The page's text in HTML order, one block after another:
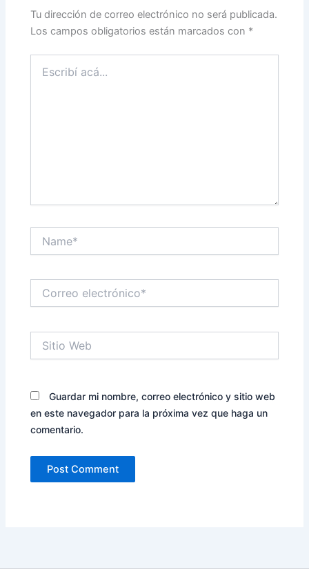
Tu dirección de correo electrónico no será publicada.
Los campos obligatorios están marcados con *
acá...
electrónico*
Web
Guardar mi nombre, correo electrónico y sitio web
en este navegador para la próxima vez que haga un
comentario.